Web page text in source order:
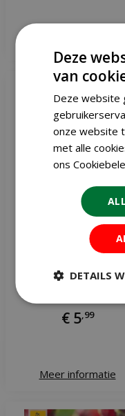
€ 5 99
Meer informatie
Deze
van
Deze website
onze website
met alle
ons
DETAILS